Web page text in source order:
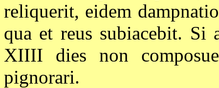
reliquerit, eidem
qua et reus subiacebit. Si
XIIII dies non
pignorari.